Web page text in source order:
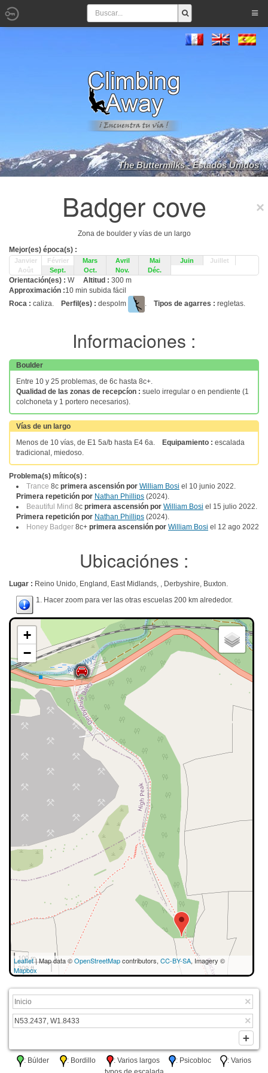
The Buttermilks - Estados Unidos
Badger cove
Zona de boulder y vías de un largo
Mejor(es) época(s) :
Janvier Février Mars Avril Mai Juin
Juillet
Août
Sept. Oct. Nov. Déc.
Orientación(es) : W Altitud : 300 m
Approximación :10 min subida fácil
Roca : caliza. Perfil(es) : despolm . Tipos de agarres : regletas.
Informaciones :
Boulder
Entre 10 y 25 problemas, de 6c hasta 8c+.
Qualidad de las zonas de recepcíon : suelo irregular o en pendiente (1
colchoneta y 1 portero necesarios).
Vías de un largo
Menos de 10 vías, de E1 5a/b hasta E4 6a.
Equipamiento : escalada
tradicional, miedoso.
Problema(s) mítico(s) :
Trance 8c primera ascensión por William Bosi el 10 junio 2022.
Primera repetición por Nathan Phillips (2024).
Beautiful Mind 8c primera ascensión por William Bosi el 15 julio 2022.
Primera repetición por Nathan Phillips (2024).
Honey Badger 8c+ primera ascensión por William Bosi el 12 ago 2022
Ubicaciónes :
Lugar : Reino Unido, England, East Midlands, , Derbyshire, Buxton.
1. Hacer zoom para ver las otras escuelas 200 km alrededor.
+
−
100 m
300 ft
Leaflet| Map data ©OpenStreetMapcontributors, CC-BY-SA, Imagery ©
Mapbox
: Búlder : Bordillo : Varios largos : Psicobloc
: Varios